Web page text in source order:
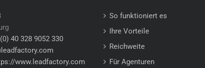
40 328 9052 330
www.leadfactory.com
So funktioniert es
Ihre Vorteile
Reichweite
Für Agenturen